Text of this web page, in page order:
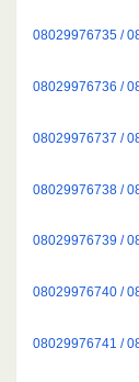
08029976735 /
08029976736 /
08029976737 /
08029976738 /
08029976739 /
08029976740 /
08029976741 /